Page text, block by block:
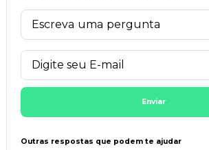
Enviar
Outras respostas que podem te ajudar